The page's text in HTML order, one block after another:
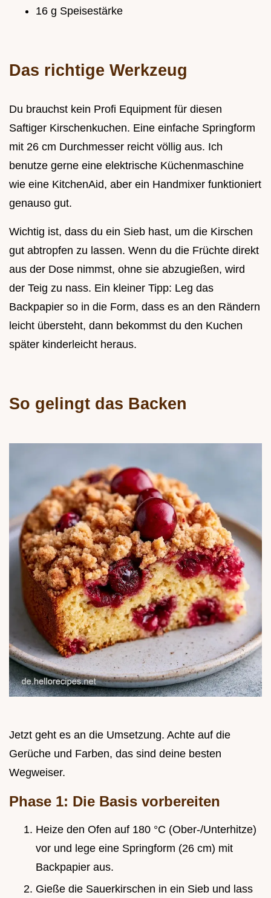
16 g Speisestärke
Das richtige Werkzeug
Du brauchst kein Profi Equipment für diesen
Saftiger Kirschenkuchen. Eine einfache Springform
mit 26 cm Durchmesser reicht völlig aus. Ich
benutze gerne eine elektrische Küchenmaschine
wie eine KitchenAid, aber ein Handmixer funktioniert
genauso gut.
Wichtig ist, dass du ein Sieb hast, um die Kirschen
gut abtropfen zu lassen. Wenn du die Früchte direkt
aus der Dose nimmst, ohne sie abzugießen, wird
der Teig zu nass. Ein kleiner Tipp: Leg das
Backpapier so in die Form, dass es an den Rändern
leicht übersteht, dann bekommst du den Kuchen
später kinderleicht heraus.
So gelingt das Backen
Jetzt geht es an die Umsetzung. Achte auf die
Gerüche und Farben, das sind deine besten
Wegweiser.
Phase 1: Die Basis vorbereiten
Heize den Ofen auf 180 °C (Ober-/Unterhitze)
vor und lege eine Springform (26 cm) mit
Backpapier aus.
Gieße die Sauerkirschen in ein Sieb und lass